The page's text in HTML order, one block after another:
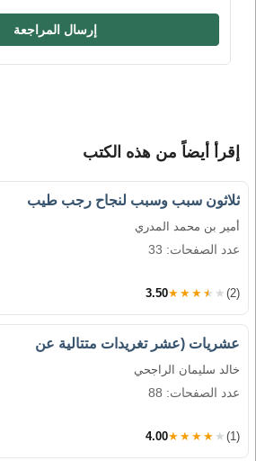
إرسال المراجعة
إقرأ أيضاً من هذه الكتب
ثلاثون سبب وسبب لنجاح رجب طيب
أمير بن محمد المدري
عدد الصفحات: 33
3.50★★★★★ (2)
عشريات (عشر تغريدات متتالية عن
خالد سليمان الراجحي
عدد الصفحات: 88
4.00★★★★★ (1)